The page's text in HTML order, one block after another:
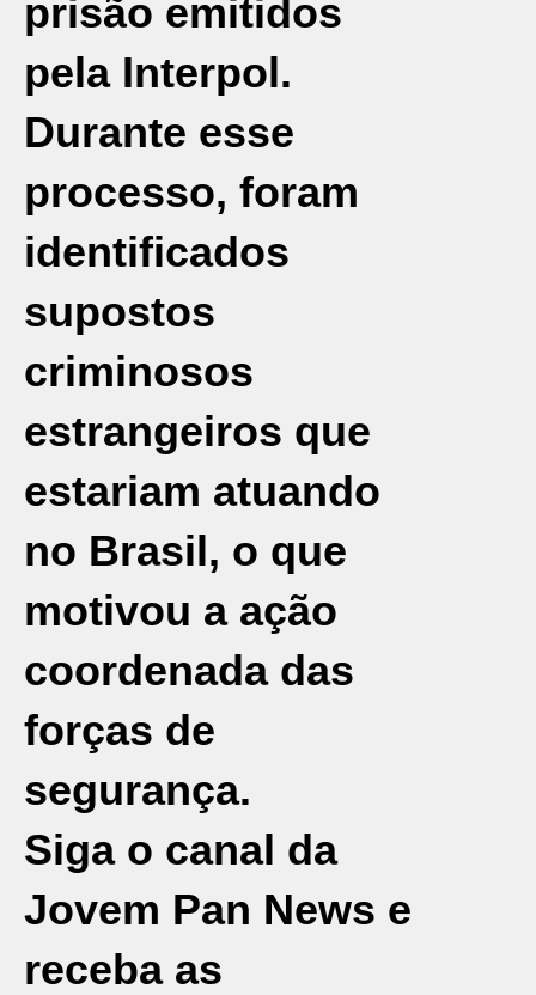
prisão emitidos
pela Interpol.
Durante esse
processo, foram
identificados
supostos
criminosos
estrangeiros que
estariam atuando
no Brasil, o que
motivou a ação
coordenada das
forças de
segurança.
Siga o canal da
Jovem Pan News e
receba as